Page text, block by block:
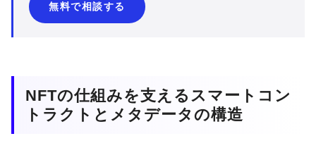
無料で相談する
NFTの仕組みを支えるスマートコン
トラクトとメタデータの構造